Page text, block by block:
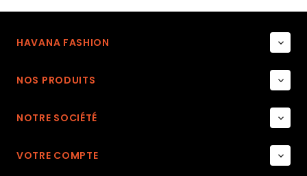
HAVANA FASHION 
NOS PRODUITS 
NOTRE SOCIÉTÉ 
VOTRE COMPTE 